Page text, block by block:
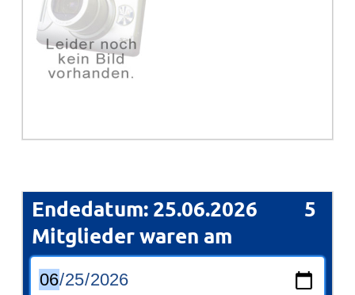
Endedatum: 25.06.2026
5
Mitglieder waren am